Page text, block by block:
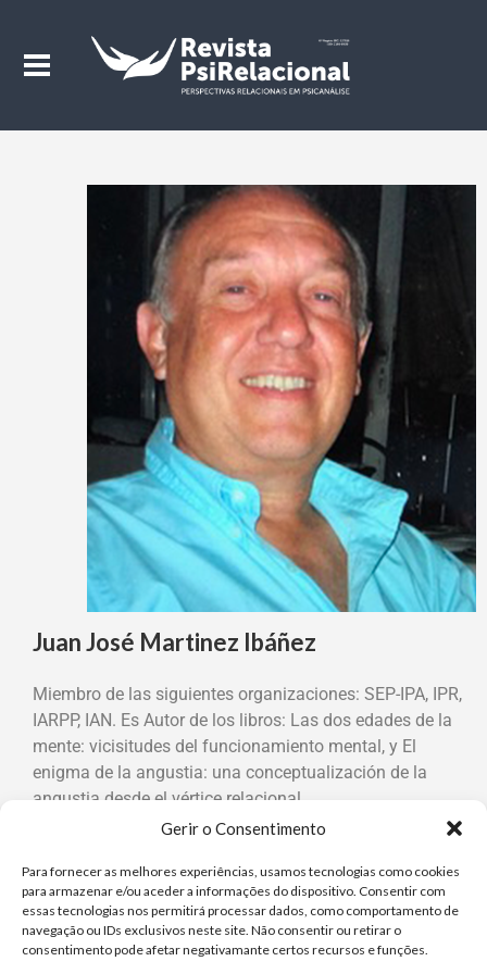
Gerir o Consentimento
Para fornecer as melhores experiências, usamos tecnologias como cookies
para armazenar e/ou aceder a informações do dispositivo. Consentir com
essas tecnologias nos permitirá processar dados, como comportamento de
navegação ou IDs exclusivos neste site. Não consentir ou retirar o
consentimento pode afetar negativamante certos recursos e funções.
Juan José Martinez Ibáñez
Miembro de las siguientes organizaciones: SEP-IPA, IPR,
IARPP, IAN. Es Autor de los libros: Las dos edades de la
mente: vicisitudes del funcionamiento mental, y El
enigma de la angustia: una conceptualización de la
angustia desde el vértice relacional.
Março 2021
Angustia de Crecimiento, Angustia para la Vida